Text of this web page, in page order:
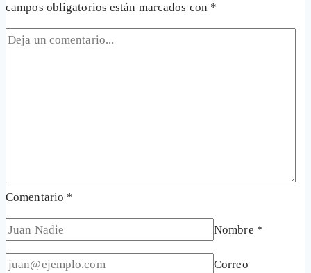
campos obligatorios están marcados con *
Comentario *
Nombre *
Correo